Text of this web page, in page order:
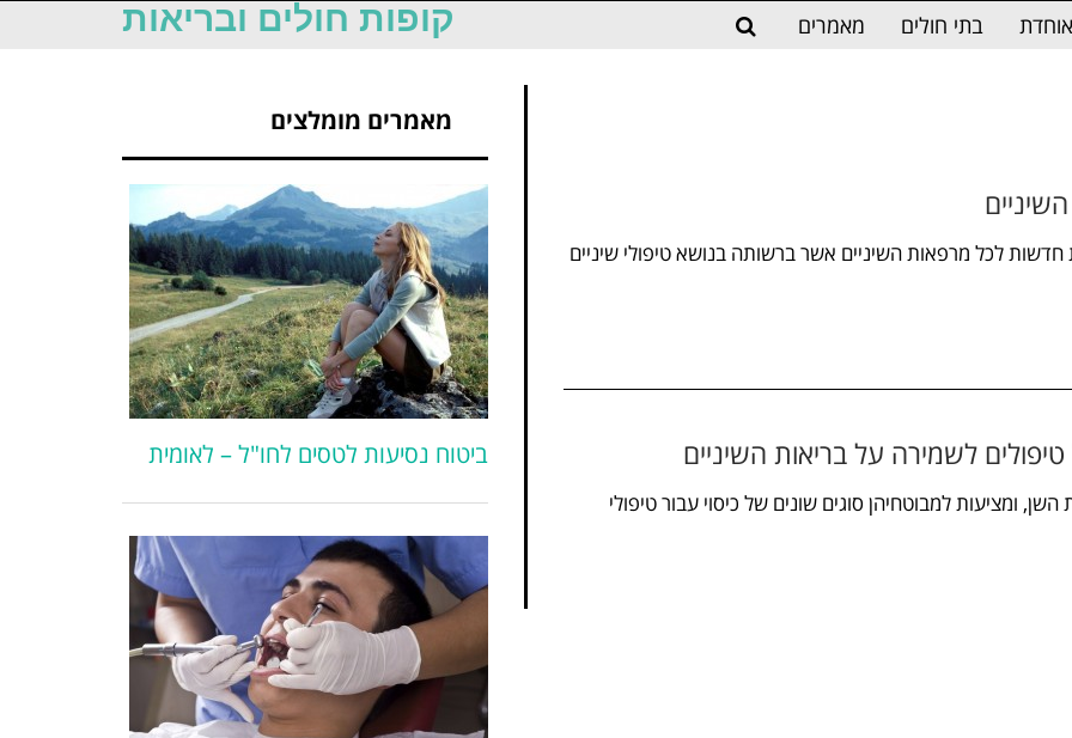
קופות חולים ובריאות בתי חולים מאמרים
לכל מרפאות השיניים אשר ברשותה בנושא טיפולי שיניים
לשמירה על בריאות השיניים
ומציעות למבוטחיהן סוגים שונים של כיסוי עבור טיפולי
מאמרים מומלצים
ביטוח נסיעות לטסים לחו"ל – לאומית